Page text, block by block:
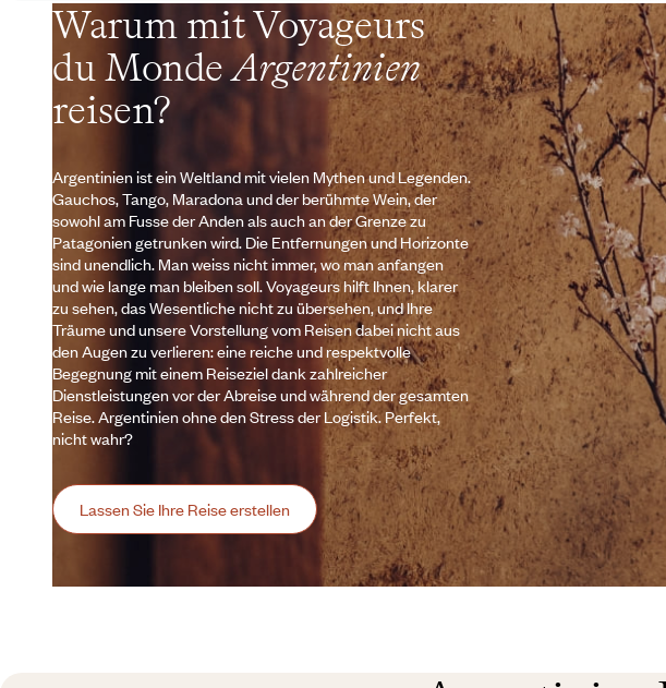
Warum mit Voyageurs
du MondeArgentinien
reisen?
Argentinien ist ein Weltland mit vielen Mythen und Legenden.
Gauchos, Tango, Maradona und der berühmte Wein, der
sowohl am Fusse der Anden als auch an der Grenze zu
Patagonien getrunken wird. Die Entfernungen und Horizonte
sind unendlich. Man weiss nicht immer, wo man anfangen
und wie lange man bleiben soll. Voyageurs hilft Ihnen, klarer
zu sehen, das Wesentliche nicht zu übersehen, und Ihre
Träume und unsere Vorstellung vom Reisen dabei nicht aus
den Augen zu verlieren: eine reiche und respektvolle
Begegnung mit einem Reiseziel dank zahlreicher
Dienstleistungen vor der Abreise und während der gesamten
Reise. Argentinien ohne den Stress der Logistik. Perfekt,
nicht wahr?
Lassen Sie Ihre Reise erstellen